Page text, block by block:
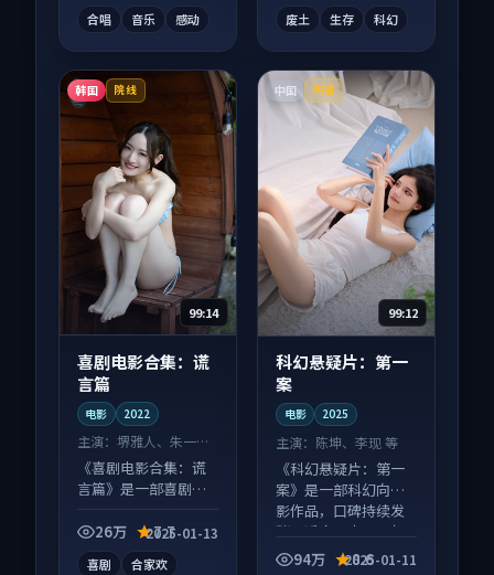
合唱 音乐 感动 废土 生存 科幻
韩国 院线
99:14
喜剧电影合集：谎
言篇
电影 2022
主演： 堺雅人、朱一龙
等
《喜剧电影合集：谎
言篇》是一部喜剧向
发酵，适合周末一口
26万 7.7
2025-01-13
喜剧
合家欢
中国 热播
99:12
科幻悬疑片：第一
案
电影 2025
主演： 陈坤、李现 等
《科幻悬疑片：第一
案》是一部科幻向电
影作品，口碑持续发
酵，适合周末一口气
刷完。
94万 8.6
2025-01-11